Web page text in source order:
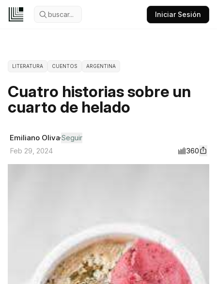
buscar... Iniciar Sesión
LITERATURA CUENTOS ARGENTINA
Cuatro historias sobre un
cuarto de helado
Emiliano Oliva Seguir
Feb 29, 2024
360